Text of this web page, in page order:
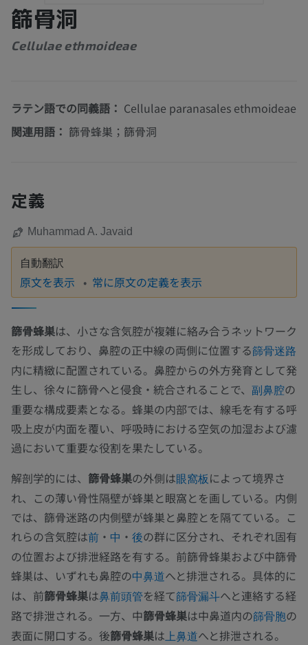
篩骨洞
Cellulae ethmoideae
ラテン語での同義語： Cellulae paranasales ethmoideae
関連用語： 篩骨蜂巣；篩骨洞
定義
Muhammad A. Javaid
自動翻訳
原文を表示 常に原文の定義を表示
篩骨蜂巣は、小さな含気腔が複雑に絡み合うネットワーク
を形成しており、鼻腔の正中線の両側に位置する篩骨迷路
内に精緻に配置されている。鼻腔からの外方発育として発
生し、徐々に篩骨へと侵食・統合されることで、 副鼻腔の
重要な構成要素となる。蜂巣の内部では、線毛を有する呼
吸上皮が内面を覆い、呼吸時における空気の加湿および濾
過において重要な役割を果たしている。
解剖学的には、 篩骨蜂巣の外側は眼窩板によって境界さ
れ、この薄い骨性隔壁が蜂巣と眼窩とを画している。内側
では、篩骨迷路の内側壁が蜂巣と鼻腔とを隔てている。こ
れらの含気腔は前 ・ 中 ・ 後の群に区分され、それぞれ固有
の位置および排泄経路を有する。前篩骨蜂巣および中篩骨
蜂巣は、いずれも鼻腔の中鼻道へと排泄される。具体的に
は、前篩骨蜂巣は鼻前頭管を経て篩骨漏斗へと連絡する経
路で排泄される。一方、中篩骨蜂巣は中鼻道内の篩骨胞の
表面に開口する。後篩骨蜂巣は上鼻道へと排泄される。